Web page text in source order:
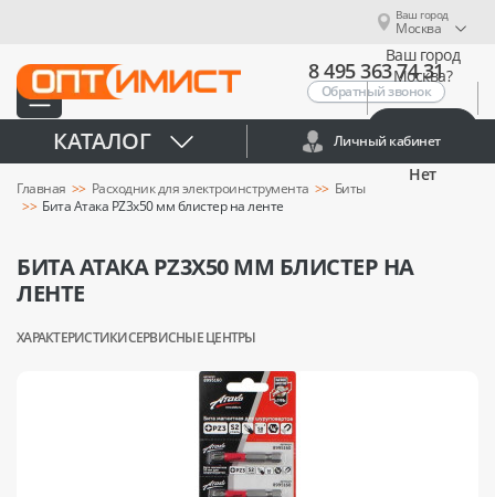
Ваш город
Москва
Ваш город
Москва?
Нет
8 495 363 74 31
Обратный звонок
КАТАЛОГ Личный кабинет
Главная Расходник для электроинструмента
Биты
Бита Атака PZ3x50 мм блистер на ленте
БИТА АТАКА PZ3X50 ММ БЛИСТЕР НА
ЛЕНТЕ
ХАРАКТЕРИСТИКИСЕРВИСНЫЕ ЦЕНТРЫ